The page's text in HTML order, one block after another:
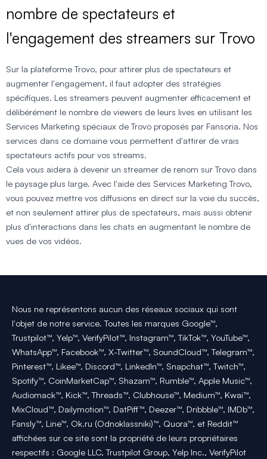
nombre de spectateurs et
l'engagement des streamers sur Trovo
Sur la plateforme Trovo, pour attirer plus de spectateurs et
augmenter l'engagement, il faut adopter des stratégies
spécifiques. Les streamers peuvent augmenter efficacement et
délibérément le nombre de viewers de leurs lives en utilisant les
Services Marketing spéciaux de Trovo proposés par Fansoria. Nos
services dans ce domaine vous permettent d'attirer de vrais
spectateurs actifs pour vos streams.
Cela vous aidera à devenir un streamer de renom sur Trovo dans
le paysage plus large. Avec l'aide des Services Marketing Trovo,
vous pouvez mettre vos diffusions en direct sur la voie du succès,
et non seulement attirer plus de spectateurs, mais aussi obtenir
plus d'interactions dans les chats en augmentant le nombre de
vues de vos vidéos.
Nous ne représentons aucun des réseaux sociaux qui sont
l'objet de notre service. Toutes les marques Google™,
Trustpilot™, Yelp™, VerifyPilot™, Instagram™, TikTok™, YouTube™,
WhatsApp™, Facebook™, X-Twitter™, SoundCloud™, Telegram™,
Pinterest™, Likee™, Discord™, LinkedIn™, Snapchat™, Twitch™,
Spotify™, CoinMarketCap™, Shazam™, Rumble™, Apple Music™,
Audiomack™, Kick™, Threads™, Clubhouse™, Medium™, Kwai™,
MixCloud™, Dailymotion™, DatPiff™, Deezer™, Dribbble™, IMDb™,
Fansly™, Line™, Ok.ru (Odnoklassniki)™, Quora™, et Reddit™
affichées sur ce site sont la propriété de leurs propriétaires
respectifs : Google LLC, Trustpilot Group, Yelp Inc., VerifyPilot